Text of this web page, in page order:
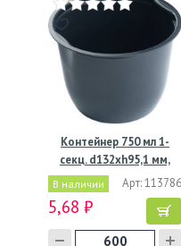
Контейнер 750 мл 1-
секц. d132хh95,1 мм,
без…
В наличии Арт: 113786
5,68 ₽